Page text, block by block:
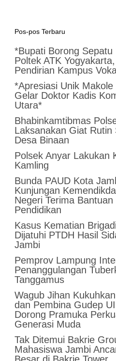
Pos-pos Terbaru
*Bupati Borong
Poltek ATK
Pendirian Kampus
*Apresiasi Unik
Gelar Doktor Kadis
Utara*
Bhabinkamtibmas
Laksanakan Giat Rutin
Desa Binaan
Polsek Anyar Lakukan
Kamling
Bunda PAUD Kota
Kunjungan
Negeri Terima
Pendidikan
Kasus Kematian
Dijatuhi PTDH Hasil
Jambi
Pemprov Lampung
Penanggulangan
Tanggamus
Wagub Jihan
dan Pembina Gudep
Dorong Pramuka
Generasi Muda
Tak Ditemui Bakrie
Mahasiswa Jambi